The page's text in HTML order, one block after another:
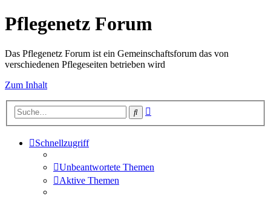
Pflegenetz Forum
Das Pflegenetz Forum ist ein Gemeinschaftsforum das von
verschiedenen Pflegeseiten betrieben wird
Zum Inhalt
Suche
Schnellzugriff
Unbeantwortete Themen
Aktive Themen